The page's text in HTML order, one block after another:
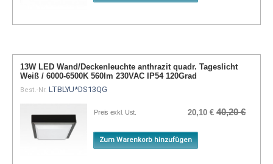
13W LED Wand/Deckenleuchte anthrazit quadr. Tageslicht
Weiß / 6000-6500K 560lm 230VAC IP54 120Grad
Best.-Nr. LTBLYU*DS13QG
Preis exkl. Ust. 20,10 € 40,20 €
Zum Warenkorb hinzufügen